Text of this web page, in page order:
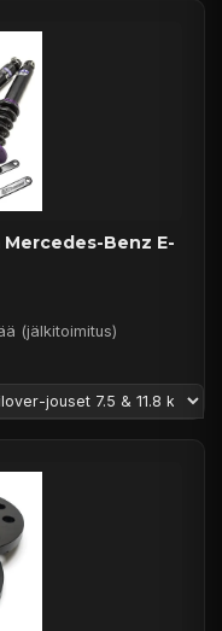
Benz E-
(jälkitoimitus)